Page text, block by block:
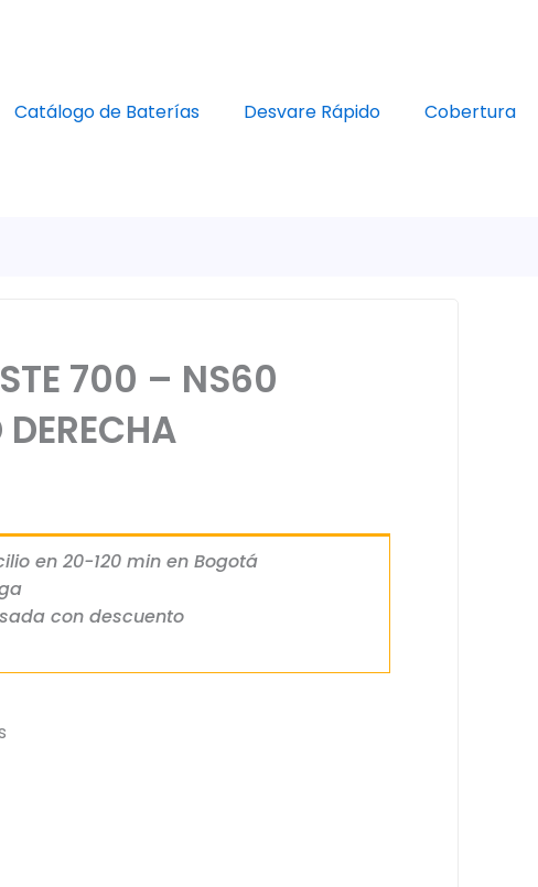
Catálogo de Baterías Desvare Rápido
Cobertura
700 – NS60
en 20-120 min en Bogotá
con descuento